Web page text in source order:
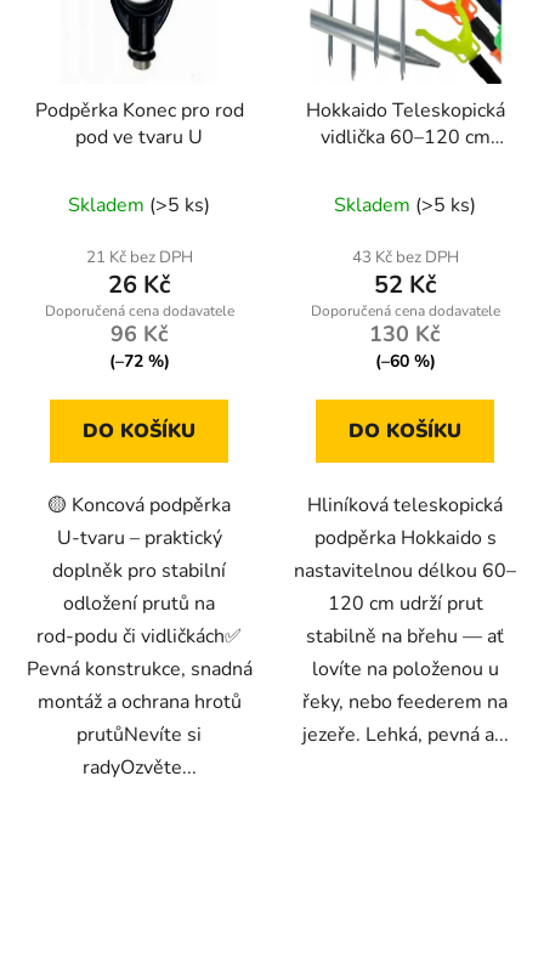
Podpěrka Konec pro rod
pod ve tvaru U
Skladem (>5 ks)
21 Kč bez DPH
26 Kč
96 Kč
(–72 %)
DO KOŠÍKU
🟡 Koncová podpěrka
U‑tvaru – praktický
doplněk pro stabilní
odložení prutů na
rod‑podu či vidličkách✅
Pevná konstrukce, snadná
montáž a ochrana hrotů
prutůNevíte si
radyOzvěte...
Hokkaido Teleskopická
vidlička 60–120 cm
hodnocení
produktu
je
5,0
z
hvězdiček.
Skladem (>5 ks)
43 Kč bez DPH
52 Kč
130 Kč
(–60 %)
DO KOŠÍKU
Hliníková teleskopická
podpěrka Hokkaido s
nastavitelnou délkou 60–
120 cm udrží prut
stabilně na břehu — ať
lovíte na položenou u
řeky, nebo feederem na
jezeře. Lehká, pevná a...